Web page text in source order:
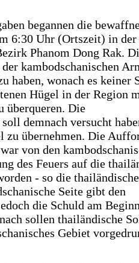
begannen die
6:30 Uhr (Ortszeit) in der
Phanom Dong Rak.
kambodschanischen
haben, wonach es keiner
Hügel in der Region
überqueren. Die
demnach versucht
zu übernehmen. Die
von den
des Feuers auf die
- so die thailändische
Seite gibt den
die Schuld am
sollen thailändische
Gebiet